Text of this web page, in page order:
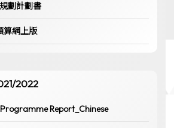
劃計劃書
算網上版
2022
Report_Chinese